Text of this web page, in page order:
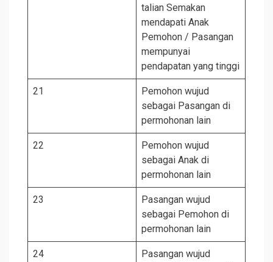
talian Semakan
mendapati Anak
Pemohon / Pasangan
mempunyai
pendapatan yang tinggi
21
Pemohon wujud
sebagai Pasangan di
permohonan lain
22
Pemohon wujud
sebagai Anak di
permohonan lain
23
Pasangan wujud
sebagai Pemohon di
permohonan lain
24
Pasangan wujud